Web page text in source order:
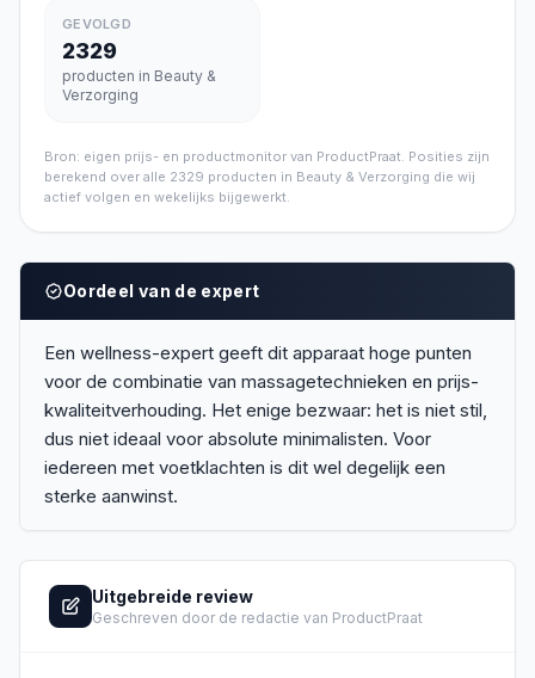
GEVOLGD
2329
producten in Beauty &
Verzorging
Bron: eigen prijs- en productmonitor van ProductPraat. Posities zijn
berekend over alle 2329 producten in Beauty & Verzorging die wij
actief volgen en wekelijks bijgewerkt.
Oordeel van de expert
Een wellness-expert geeft dit apparaat hoge punten
voor de combinatie van massagetechnieken en prijs-
kwaliteitverhouding. Het enige bezwaar: het is niet stil,
dus niet ideaal voor absolute minimalisten. Voor
iedereen met voetklachten is dit wel degelijk een
sterke aanwinst.
Uitgebreide review
Geschreven door de redactie van ProductPraat